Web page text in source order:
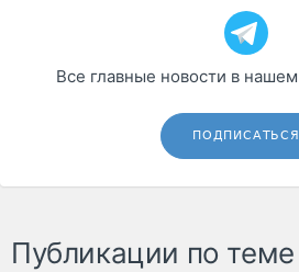
Все главные новости в
ПОДПИСАТЬСЯ
Публикации по теме